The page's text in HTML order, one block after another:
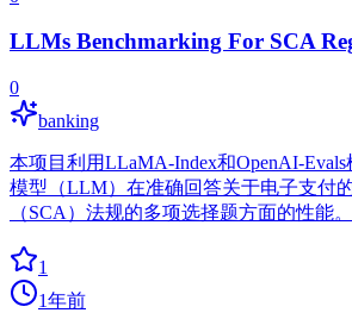
LLMs Benchmarking For SCA
0
banking
本项目利用LLaMA-Index和OpenAI-
模型（LLM）在准确回答关于电子支付
（SCA）法规的多项选择题方面的性能。
1
1年前